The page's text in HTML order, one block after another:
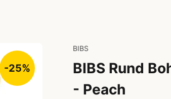
-25%
BIBS
BIBS Rund
- Peach